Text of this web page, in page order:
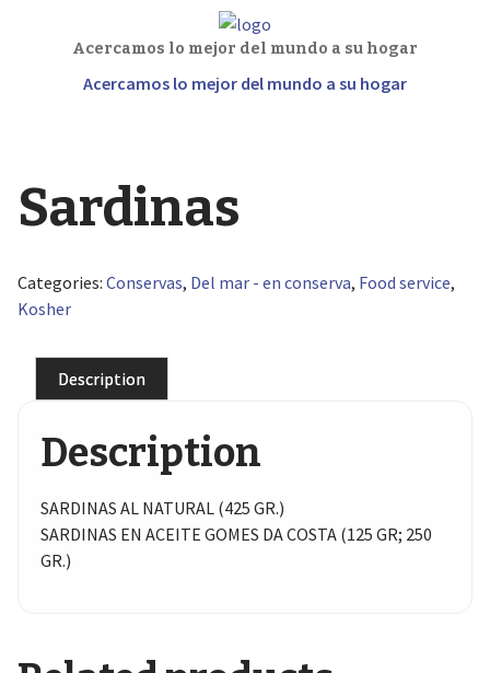
Acercamos lo mejor del mundo a su hogar
Acercamos lo mejor del mundo a su hogar
Sardinas
Categories: Conservas, Del mar - en conserva, Food service,
Kosher
Description
Description
SARDINAS AL NATURAL (425 GR.)
SARDINAS EN ACEITE GOMES DA COSTA (125 GR; 250
GR.)